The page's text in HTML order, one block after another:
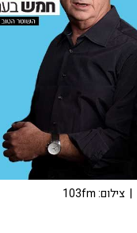
| צילום: 103fm